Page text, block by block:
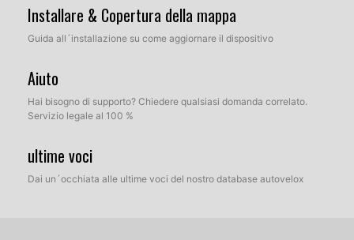
Installare & Copertura della mappa
Guida all´installazione su come aggiornare il dispositivo
Aiuto
Hai bisogno di supporto? Chiedere qualsiasi domanda correlato.
Servizio legale al 100 %
ultime voci
Dai un´occhiata alle ultime voci del nostro database autovelox